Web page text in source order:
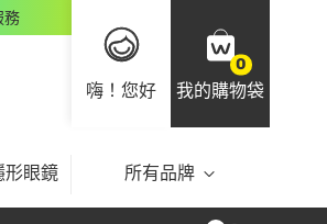
務
嗨！您好
0
我的購物袋
形眼鏡 所有品牌